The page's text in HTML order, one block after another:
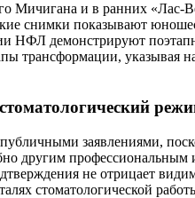
и в ранних «Лас-
снимки показывают
демонстрируют
трансформации,
заявлениями,
другим
не отрицает
стоматологической